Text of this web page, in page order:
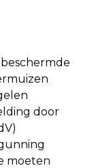
door
moeten